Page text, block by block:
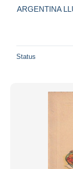
ARGENTINA
Status